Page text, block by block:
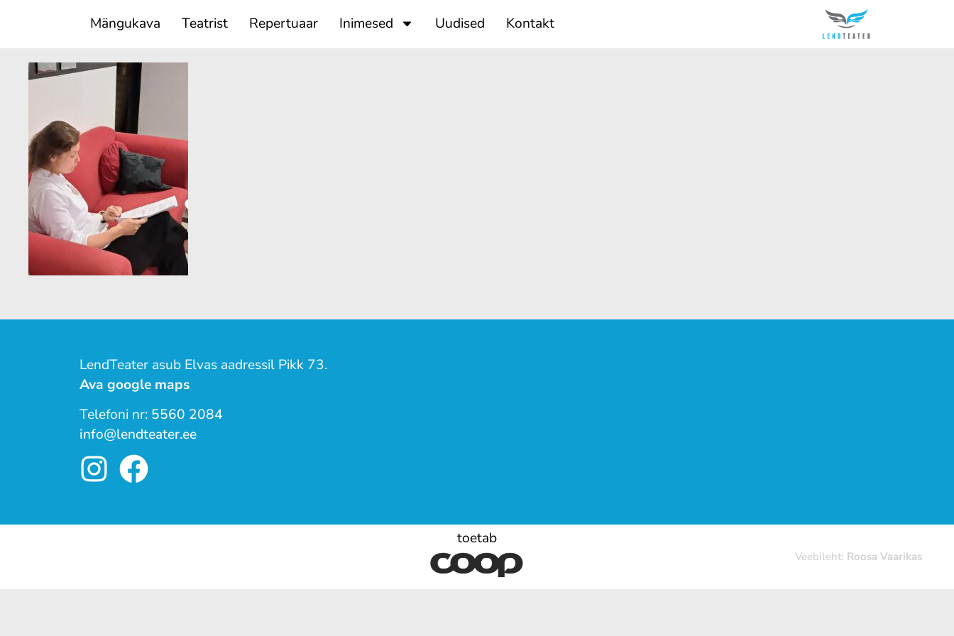
Mängukava Teatrist Repertuaar Inimesed Uudised Kontakt
LendTeater asub Elvas aadressil Pikk 73.
Ava google maps
Telefoni nr: 5560 2084
info@lendteater.ee
toetab
Veebileht: Roosa Vaarikas